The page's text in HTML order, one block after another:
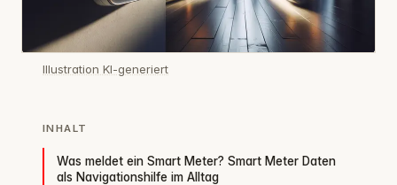
Illustration KI-generiert
INHALT
Was meldet ein Smart Meter? Smart Meter Daten
als Navigationshilfe im Alltag